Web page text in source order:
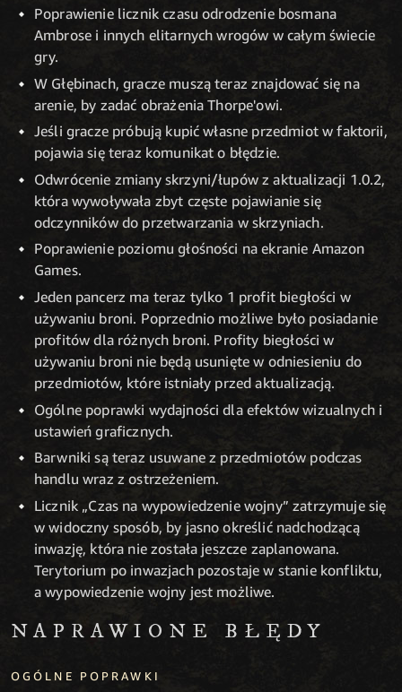
Poprawienie licznik czasu odrodzenie bosmana
Ambrose i innych elitarnych wrogów w całym świecie
gry.
W Głębinach, gracze muszą teraz znajdować się na
arenie, by zadać obrażenia Thorpe'owi.
Jeśli gracze próbują kupić własne przedmiot w faktorii,
pojawia się teraz komunikat o błędzie.
Odwrócenie zmiany skrzyni/łupów z aktualizacji 1.0.2,
która wywoływała zbyt częste pojawianie się
odczynników do przetwarzania w skrzyniach.
Poprawienie poziomu głośności na ekranie Amazon
Games.
Jeden pancerz ma teraz tylko 1 profit biegłości w
używaniu broni. Poprzednio możliwe było posiadanie
profitów dla różnych broni. Profity biegłości w
używaniu broni nie będą usunięte w odniesieniu do
przedmiotów, które istniały przed aktualizacją.
Ogólne poprawki wydajności dla efektów wizualnych i
ustawień graficznych.
Barwniki są teraz usuwane z przedmiotów podczas
handlu wraz z ostrzeżeniem.
Licznik „Czas na wypowiedzenie wojny” zatrzymuje się
w widoczny sposób, by jasno określić nadchodzącą
inwazję, która nie została jeszcze zaplanowana.
Terytorium po inwazjach pozostaje w stanie konfliktu,
a wypowiedzenie wojny jest możliwe.
NAPRAWIONE BŁĘDY
OGÓLNE POPRAWKI